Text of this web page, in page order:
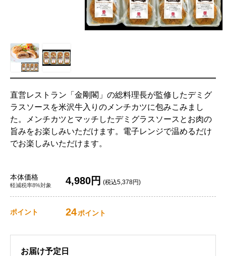
直営レストラン「金剛閣」の総料理長が監修したデミグ
ラスソースを米沢牛入りのメンチカツに包みこみまし
た。メンチカツとマッチしたデミグラスソースとお肉の
旨みをお楽しみいただけます。電子レンジで温めるだけ
でお楽しみいただけます。
本体価格
軽減税率8%対象 4,980円 (税込5,378円)
ポイント 24ポイント
お届け予定日